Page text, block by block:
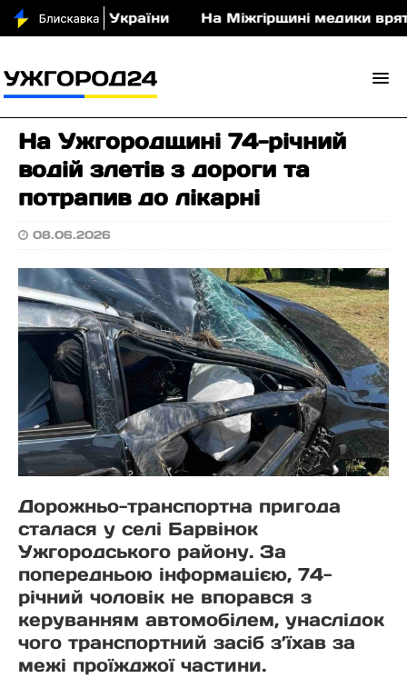
для України На Міжгірщині медики
На Ужгородщині 74-річний
водій злетів з дороги та
потрапив до лікарні
08.06.2026
Дорожньо-транспортна пригода
сталася у селі Барвінок
Ужгородського району. За
попередньою інформацією, 74-
річний чоловік не впорався з
керуванням автомобілем, унаслідок
чого транспортний засіб з’їхав за
межі проїжджої частини.